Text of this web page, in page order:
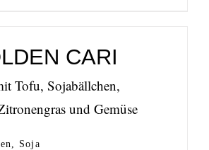
CARI
Tofu, Sojabällchen,
und Gemüse
Soja